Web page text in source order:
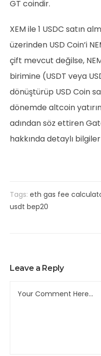
GT coindir.
XEM ile 1 USDC satın
üzerinden USD Coin’i
çift mevcut değilse,
birimine (USDT veya
dönüştürüp USD Coin
dönemde altcoin
adından söz ettiren
hakkında detaylı
Tags: eth gas fee
usdt bep20
Leave a Reply